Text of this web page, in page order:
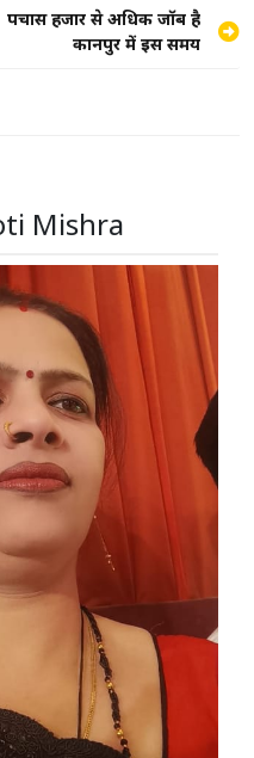
पचास हजार से अधिक जॉब है
कानपुर में इस समय
Mishra